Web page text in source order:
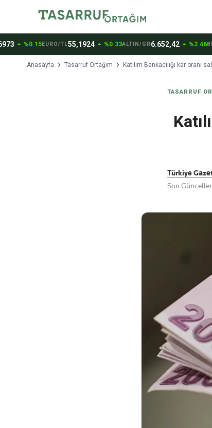
%0.15 EURO/TL 55,1924arrow_drop_up%0.33 ALTIN/GR6.652,42arrow_drop_up%2.46
Anasayfa Tasarruf Ortağım Katılım Bankacılığı kar oranı
TASARRUF
Türkiye
Son